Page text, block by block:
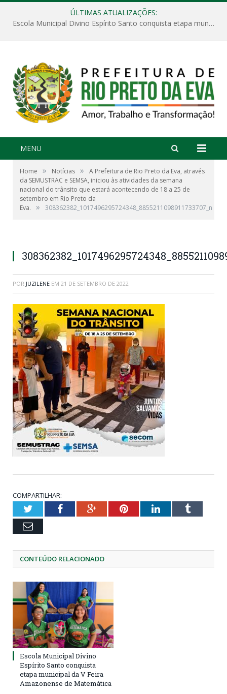
ÚLTIMAS ATUALIZAÇÕES:
Escola Municipal Divino Espírito Santo conquista etapa municipal da V Feira Amazonense de Matemática
MENU
Home » Notícias »
A Prefeitura de Rio Preto da Eva, através
da SEMUSTRAC e SEMSA, iniciou às atividades da semana
nacional do trânsito que estará acontecendo de 18 a 25 de
setembro em Rio Preto da
Eva.
» 308362382_1017496295724348_8855211098911733707_n
POR JUZILENE EM 21 DE SETEMBRO DE 2022
COMPARTILHAR:
TwitterFacebookGoogle+PinterestLinkedInTumblr
Email
CONTEÚDO RELACIONADO
Escola Municipal Divino
Espírito Santo conquista
etapa municipal da V Feira
Amazonense de Matemática